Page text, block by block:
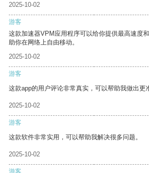
2025-10-02
游客
这款加速器VPM应用程序可以给你提供最高速度
助你在网络上自由移动。
2025-10-02
游客
这款app的用户评论非常真实，可以帮助我做出更
2025-10-02
游客
这款软件非常实用，可以帮助我解决很多问题。
2025-10-02
游客